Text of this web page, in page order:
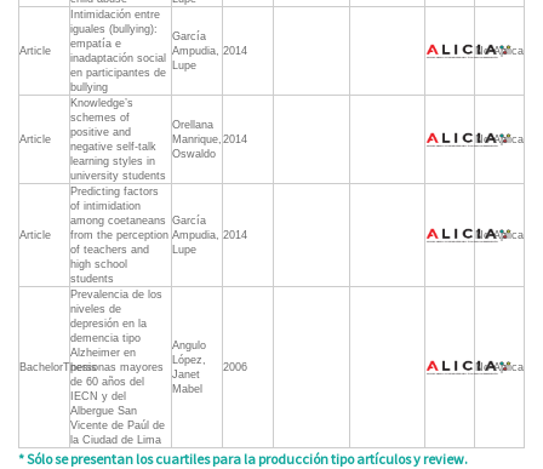
Article
Intimidación entre
iguales (bullying):
empatía e
inadaptación social
en participantes de
bullying
García
Ampudia,
Lupe
2014 No Aplica
Article
Knowledge’s
schemes of
positive and
negative self-talk
learning styles in
university students
Orellana
Manrique,
Oswaldo
2014 No Aplica
Article
Predicting factors
of intimidation
among coetaneans
from the perception
of teachers and
high school
students
García
Ampudia,
Lupe
2014 No Aplica
BachelorThesis
Prevalencia de los
niveles de
depresión en la
demencia tipo
Alzheimer en
personas mayores
de 60 años del
IECN y del
Albergue San
Vicente de Paúl de
la Ciudad de Lima
Angulo
López,
Janet
Mabel
2006 No Aplica
* Sólo se presentan los cuartiles para la producción tipo artículos y review.